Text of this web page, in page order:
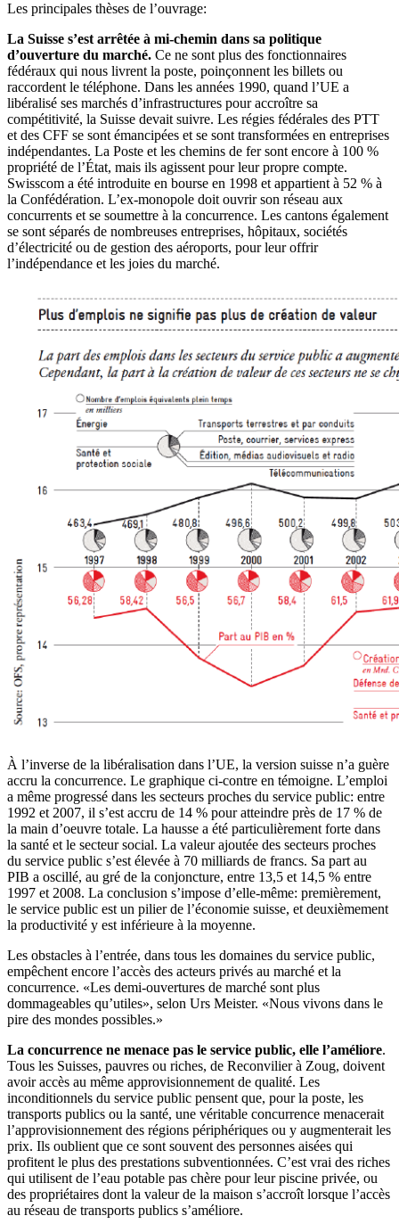
Les principales thèses de l’ouvrage:
La Suisse s’est arrêtée à mi-chemin dans sa politique
d’ouverture du marché. Ce ne sont plus des fonctionnaires
fédéraux qui nous livrent la poste, poinçonnent les billets ou
raccordent le téléphone. Dans les années 1990, quand l’UE a
libéralisé ses marchés d’infrastructures pour accroître sa
compétitivité, la Suisse devait suivre. Les régies fédérales des PTT
et des CFF se sont émancipées et se sont transformées en entreprises
indépendantes. La Poste et les chemins de fer sont encore à 100 %
propriété de l’État, mais ils agissent pour leur propre compte.
Swisscom a été introduite en bourse en 1998 et appartient à 52 % à
la Confédération. L’ex-monopole doit ouvrir son réseau aux
concurrents et se soumettre à la concurrence. Les cantons également
se sont séparés de nombreuses entreprises, hôpitaux, sociétés
d’électricité ou de gestion des aéroports, pour leur offrir
l’indépendance et les joies du marché.
À l’inverse de la libéralisation dans l’UE, la version suisse n’a guère
accru la concurrence. Le graphique ci-contre en témoigne. L’emploi
a même progressé dans les secteurs proches du service public: entre
1992 et 2007, il s’est accru de 14 % pour atteindre près de 17 % de
la main d’oeuvre totale. La hausse a été particulièrement forte dans
la santé et le secteur social. La valeur ajoutée des secteurs proches
du service public s’est élevée à 70 milliards de francs. Sa part au
PIB a oscillé, au gré de la conjoncture, entre 13,5 et 14,5 % entre
1997 et 2008. La conclusion s’impose d’elle-même: premièrement,
le service public est un pilier de l’économie suisse, et deuxièmement
la productivité y est inférieure à la moyenne.
Les obstacles à l’entrée, dans tous les domaines du service public,
empêchent encore l’accès des acteurs privés au marché et la
concurrence. «Les demi-ouvertures de marché sont plus
dommageables qu’utiles», selon Urs Meister. «Nous vivons dans le
pire des mondes possibles.»
La concurrence ne menace pas le service public, elle l’améliore.
Tous les Suisses, pauvres ou riches, de Reconvilier à Zoug, doivent
avoir accès au même approvisionnement de qualité. Les
inconditionnels du service public pensent que, pour la poste, les
transports publics ou la santé, une véritable concurrence menacerait
l’approvisionnement des régions périphériques ou y augmenterait les
prix. Ils oublient que ce sont souvent des personnes aisées qui
profitent le plus des prestations subventionnées. C’est vrai des riches
qui utilisent de l’eau potable pas chère pour leur piscine privée, ou
des propriétaires dont la valeur de la maison s’accroît lorsque l’accès
au réseau de transports publics s’améliore.